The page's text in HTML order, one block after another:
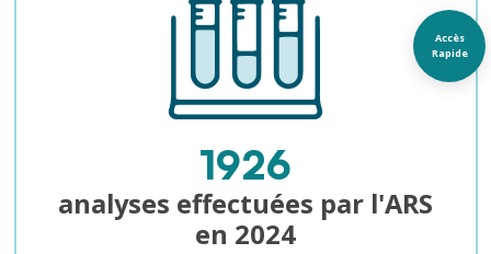
Accès
Rapide
1926
analyses effectuées par l'ARS
en 2024